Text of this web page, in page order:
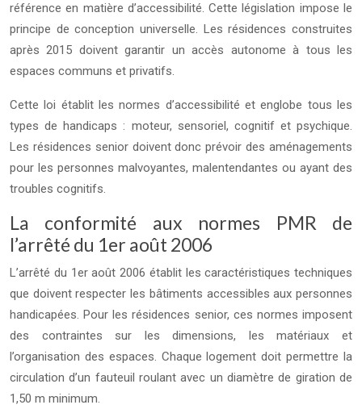
référence en matière d’accessibilité. Cette législation impose le
principe de conception universelle. Les résidences construites
après 2015 doivent garantir un accès autonome à tous les
espaces communs et privatifs.
Cette loi établit les normes d’accessibilité et englobe tous les
types de handicaps : moteur, sensoriel, cognitif et psychique.
Les résidences senior doivent donc prévoir des aménagements
pour les personnes malvoyantes, malentendantes ou ayant des
troubles cognitifs.
La conformité aux normes PMR de
l’arrêté du 1er août 2006
L’arrêté du 1er août 2006 établit les caractéristiques techniques
que doivent respecter les bâtiments accessibles aux personnes
handicapées. Pour les résidences senior, ces normes imposent
des contraintes sur les dimensions, les matériaux et
l’organisation des espaces. Chaque logement doit permettre la
circulation d’un fauteuil roulant avec un diamètre de giration de
1,50 m minimum.